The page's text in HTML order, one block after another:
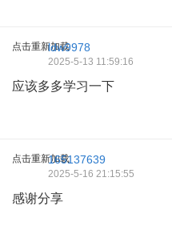
点击重新加载ldw9978
2025-5-13 11:59:16
应该多多学习一下
点击重新加载165137639
2025-5-16 21:15:55
感谢分享